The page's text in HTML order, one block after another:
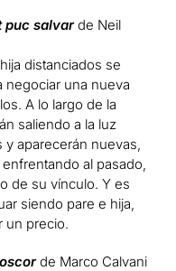
puc salvarde Neil
distanciados se
negociar una nueva
A lo largo de la
saliendo a la luz
aparecerán nuevas,
al pasado,
de su vínculo. Y es
siendo pare e hija,
un precio.
de Marco Calvani